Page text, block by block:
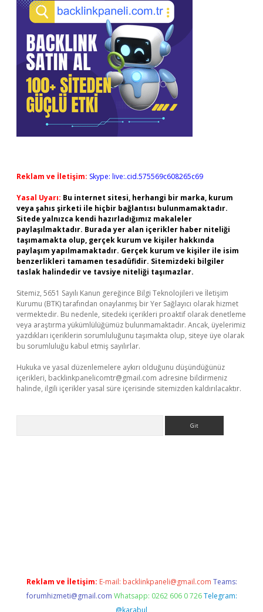
Reklam ve İletişim: Skype: live:.cid.575569c608265c69
Yasal Uyarı: Bu internet sitesi, herhangi bir marka, kurum
veya şahıs şirketi ile hiçbir bağlantısı bulunmamaktadır.
Sitede yalnızca kendi hazırladığımız makaleler
paylaşılmaktadır. Burada yer alan içerikler haber niteliği
taşımamakta olup, gerçek kurum ve kişiler hakkında
paylaşım yapılmamaktadır. Gerçek kurum ve kişiler ile isim
benzerlikleri tamamen tesadüfidir. Sitemizdeki bilgiler
taslak halindedir ve tavsiye niteliği taşımazlar.
Sitemiz, 5651 Sayılı Kanun gereğince Bilgi Teknolojileri ve İletişim
Kurumu (BTK) tarafından onaylanmış bir Yer Sağlayıcı olarak hizmet
vermektedir. Bu nedenle, sitedeki içerikleri proaktif olarak denetleme
veya araştırma yükümlülüğümüz bulunmamaktadır. Ancak, üyelerimiz
yazdıkları içeriklerin sorumluluğunu taşımakta olup, siteye üye olarak
bu sorumluluğu kabul etmiş sayılırlar.
Hukuka ve yasal düzenlemelere aykırı olduğunu düşündüğünüz
içerikleri, backlinkpanelicomtr@gmail.com adresine bildirmeniz
halinde, ilgili içerikler yasal süre içerisinde sitemizden kaldırılacaktır.
Reklam ve İletişim: E-mail: backlinkpaneli@gmail.com Teams:
forumhizmeti@gmail.com Whatsapp: 0262 606 0 726 Telegram:
@karabul